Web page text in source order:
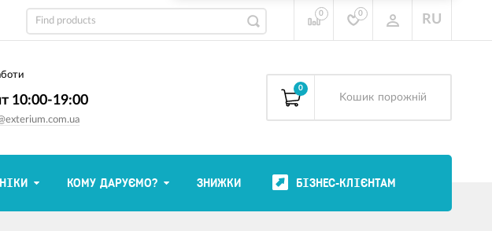
0 0 RU
10:00-19:00
0
Kошик порожній
КОМУ ДАРУЄМО? ЗНИЖКИ БІЗНЕС-КЛІЄНТАМ